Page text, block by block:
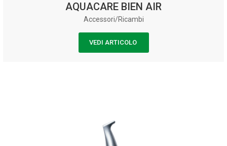
AQUACARE BIEN AIR
Accessori/Ricambi
VEDI ARTICOLO